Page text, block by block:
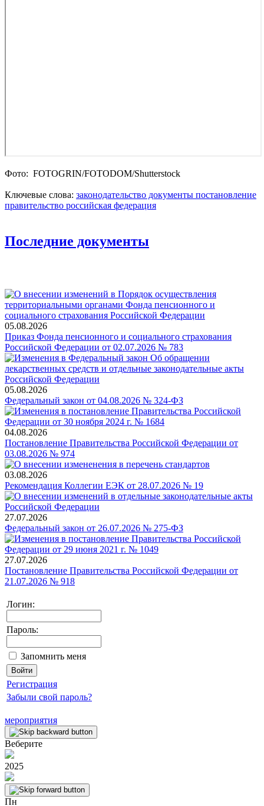
Фото: FOTOGRIN/FOTODOM/Shutterstoсk
Ключевые слова: законодательство документы постановление
правительство российская федерация
Последние документы
05.08.2026
Приказ Фонда пенсионного и социального страхования
Российской Федерации от 02.07.2026 № 783
05.08.2026
Федеральный закон от 04.08.2026 № 324-ФЗ
04.08.2026
Постановление Правительства Российской Федерации от
03.08.2026 № 974
03.08.2026
Рекомендация Коллегии ЕЭК от 28.07.2026 № 19
27.07.2026
Федеральный закон от 26.07.2026 № 275-ФЗ
27.07.2026
Постановление Правительства Российской Федерации от
21.07.2026 № 918
Логин:
Пароль:
Запомнить меня
Регистрация
Забыли свой пароль?
мероприятия
Веберите
2025
Пн